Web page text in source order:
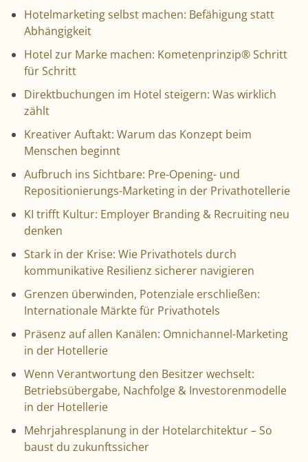
Hotelmarketing selbst machen: Befähigung statt
Abhängigkeit
Hotel zur Marke machen: Kometenprinzip® Schritt
für Schritt
Direktbuchungen im Hotel steigern: Was wirklich
zählt
Kreativer Auftakt: Warum das Konzept beim
Menschen beginnt
Aufbruch ins Sichtbare: Pre-Opening- und
Repositionierungs-Marketing in der Privathotellerie
KI trifft Kultur: Employer Branding & Recruiting neu
denken
Stark in der Krise: Wie Privathotels durch
kommunikative Resilienz sicherer navigieren
Grenzen überwinden, Potenziale erschließen:
Internationale Märkte für Privathotels
Präsenz auf allen Kanälen: Omnichannel-Marketing
in der Hotellerie
Wenn Verantwortung den Besitzer wechselt:
Betriebsübergabe, Nachfolge & Investorenmodelle
in der Hotellerie
Mehrjahresplanung in der Hotelarchitektur – So
baust du zukunftssicher